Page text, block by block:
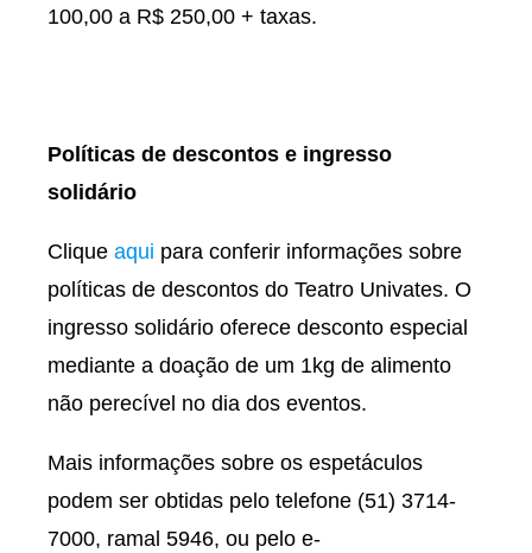
100,00 a R$ 250,00 + taxas.
Políticas de descontos e ingresso
solidário
Clique aqui para conferir informações sobre
políticas de descontos do Teatro Univates. O
ingresso solidário oferece desconto especial
mediante a doação de um 1kg de alimento
não perecível no dia dos eventos.
Mais informações sobre os espetáculos
podem ser obtidas pelo telefone (51) 3714-
7000, ramal 5946, ou pelo e-